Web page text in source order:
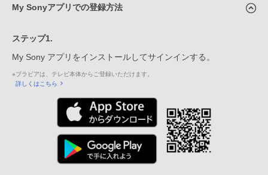
My Sonyアプリでの登録方法
ステップ1.
My Sony アプリをインストールしてサインインする。
※ブラビアは、テレビ本体からご登録いただけます。
詳しくはこちら